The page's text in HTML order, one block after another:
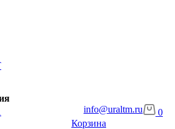
info@uraltm.ru
0
Корзина